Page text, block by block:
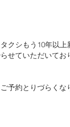
クシもう10年以
せていただいてお
予約とりづらくな